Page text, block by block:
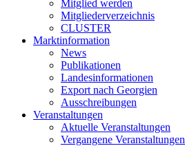
Mitglied werden
Mitgliederverzeichnis
CLUSTER
Marktinformation
News
Publikationen
Landesinformationen
Export nach Georgien
Ausschreibungen
Veranstaltungen
Aktuelle Veranstaltungen
Vergangene Veranstaltungen